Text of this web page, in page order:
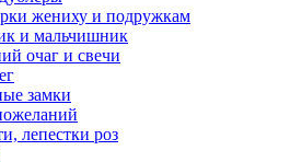
жениху и подружкам
и мальчишник
очаг и свечи
замки
лепестки роз